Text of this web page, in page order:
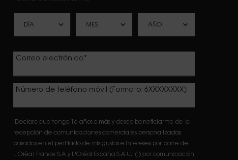
Correo electrónico *
Número de teléfono móvil (Formato: 6XXXXXXXX)
Declaro que tengo 16 años o más y deseo beneficiarme de la
recepción de comunicaciones comerciales personalizadas
basadas en el perfilado de mis gustos e intereses por parte de
L'Oréal France S.A y L'Oréal España S.A.U.: (i) por comunicación